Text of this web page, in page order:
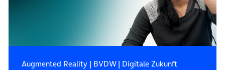
Augmented Reality| BVDW| Digitale Zukunft